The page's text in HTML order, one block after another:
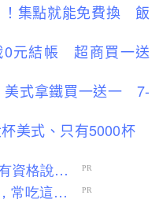
！集點就能免費換 飯
0元結帳 超商買一送
美式拿鐵買一送一 7-
美式、只有5000杯